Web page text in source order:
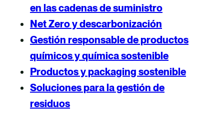
en las cadenas de suministro
Net Zero y descarbonización
Gestión responsable de productos
químicos y química sostenible
Productos y packaging sostenible
Soluciones para la gestión de
residuos